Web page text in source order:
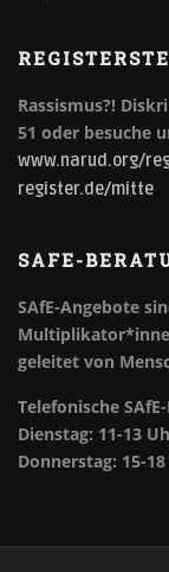
Rassismus?!
51 oder besuche
www.narud.org/
register.de/mitte
SAFE-
SAfE-Angebote
geleitet von
Telefonische
Dienstag: 11-13
Donnerstag: 15-